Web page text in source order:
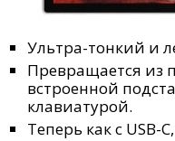
Ультра-тонкий и
Превращается из
встроенной
клавиатурой.
Теперь как с USB-